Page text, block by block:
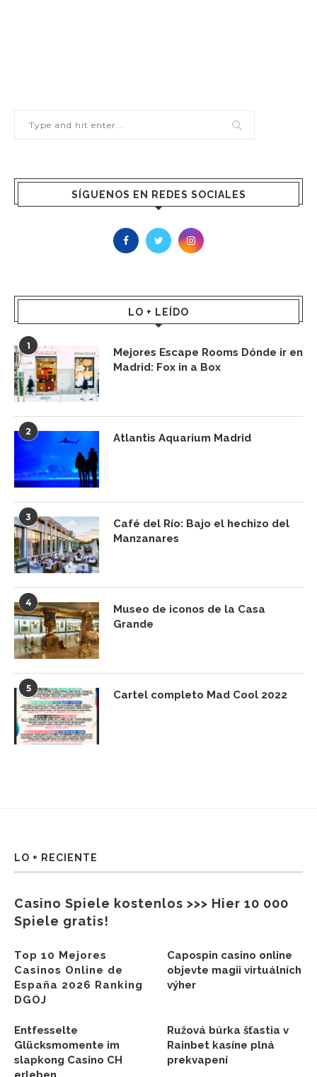
SÍGUENOS EN REDES SOCIALES
LO + LEÍDO
1
Mejores Escape Rooms Dónde ir en
Madrid: Fox in a Box
2
Atlantis Aquarium Madrid
3
Café del Río: Bajo el hechizo del
Manzanares
4
Museo de iconos de la Casa
Grande
5
Cartel completo Mad Cool 2022
LO + RECIENTE
Casino Spiele kostenlos >>> Hier 10 000
Spiele gratis!
Top 10 Mejores
Casinos Online de
España 2026 Ranking
DGOJ
Capospin casino online
objevte magii virtuálních
výher
Entfesselte
Glücksmomente im
slapkong Casino CH
Ružová búrka šťastia v
Rainbet kasíne plná
prekvapení